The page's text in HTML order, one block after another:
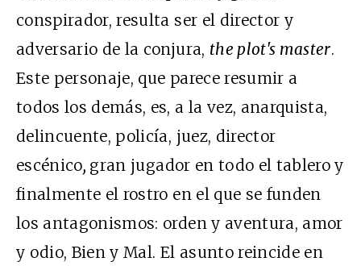
conspirador, resulta ser el director y
adversario de la conjura, the plot's master.
Este personaje, que parece resumir a
todos los demás, es, a la vez, anarquista,
delincuente, policía, juez, director
escénico, gran jugador en todo el tablero y
finalmente el rostro en el que se funden
los antagonismos: orden y aventura, amor
y odio, Bien y Mal. El asunto reincide en